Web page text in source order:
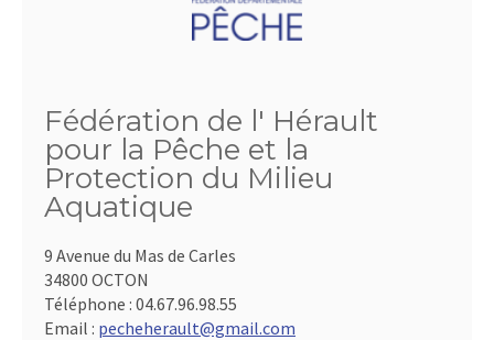
Fédération de l' Hérault
pour la Pêche et la
Protection du Milieu
Aquatique
9 Avenue du Mas de Carles
34800 OCTON
Téléphone : 04.67.96.98.55
Email : pecheherault@gmail.com